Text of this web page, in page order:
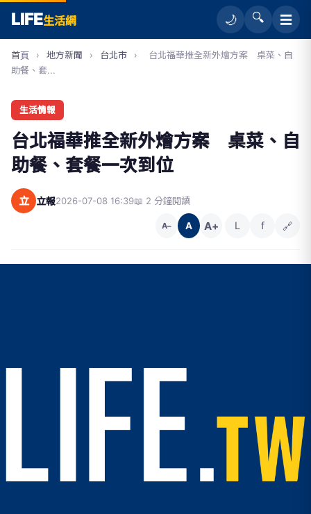
LIFE生活網 🌙 🔍 ☰
首頁 › 地方新聞 › 台北市 ›
台北福華推全新外燴方案 桌菜、自
助餐、套...
生活情報
台北福華推全新外燴方案 桌菜、自
助餐、套餐一次到位
立 立報2026-07-08 16:39📖 2 分鐘閱讀
A− A A+ L f 🔗